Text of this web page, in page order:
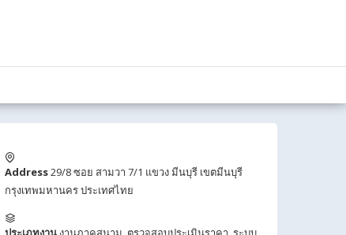
Address29/8 ซอย สามวา 7/1 แขวง มีนบุรี เขตมีนบุรี
กรุงเทพมหานคร ประเทศไทย